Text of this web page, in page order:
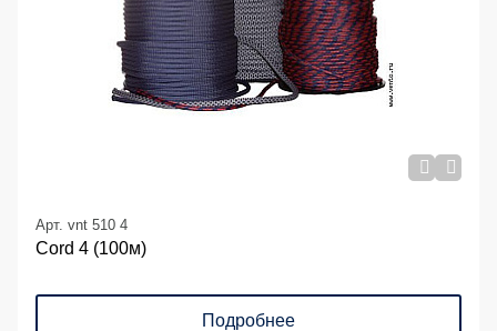
Арт. vnt 510 4
Cord 4 (100м)
Подробнее